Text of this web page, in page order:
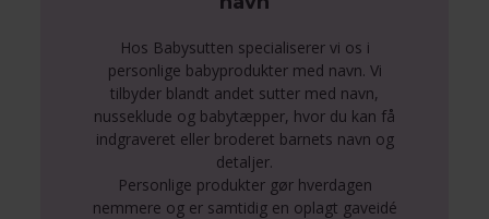
Hos Babysutten specialiserer vi os i
personlige babyprodukter med navn. Vi
tilbyder blandt andet sutter med navn,
nusseklude og babytæpper, hvor du kan få
indgraveret eller broderet barnets navn og
detaljer.
Personlige produkter gør hverdagen
nemmere og er samtidig en oplagt gaveidé